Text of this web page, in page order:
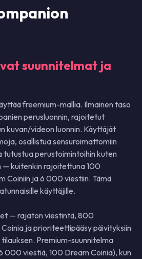
suunnitelmat ja
freemium-mallia. Ilmainen taso
perusluonnin, rajoitetut
kuvan/videon luonnin. Käyttäjät
osallistua sensuroimattomiin
tutustua perustoimintoihin kuten
kuitenkin rajoitettuna 100
Coiniin ja 6 000 viestiin. Tämä
käyttäjille.
— rajaton viestintä, 800
ja prioriteettipääsy päivityksiin
Premium-suunnitelma
000 viestiä, 100 Dream Coinia), kun